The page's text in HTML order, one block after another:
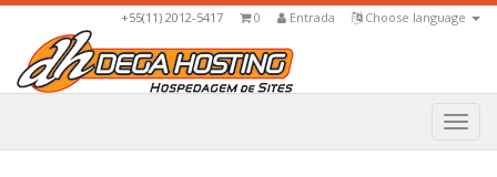
Choose language
Entrada
0
+55(11) 2012-5417